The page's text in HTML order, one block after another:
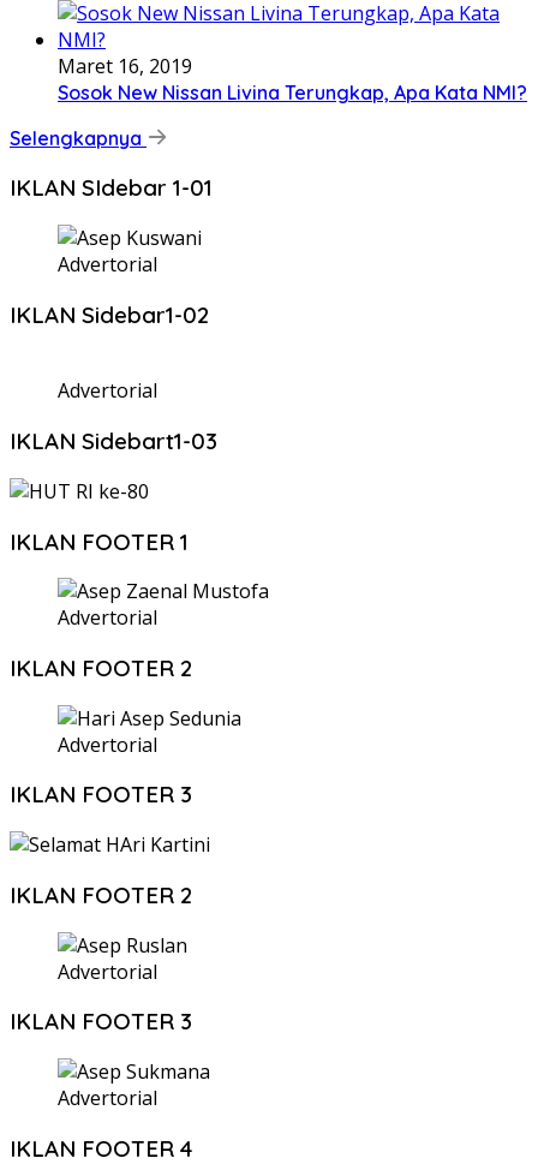
Maret 16, 2019
Sosok New Nissan Livina Terungkap, Apa Kata NMI?
Selengkapnya
IKLAN SIdebar 1-01
Advertorial
IKLAN Sidebar1-02
Advertorial
IKLAN Sidebart1-03
IKLAN FOOTER 1
Advertorial
IKLAN FOOTER 2
Advertorial
IKLAN FOOTER 3
IKLAN FOOTER 2
Advertorial
IKLAN FOOTER 3
Advertorial
IKLAN FOOTER 4